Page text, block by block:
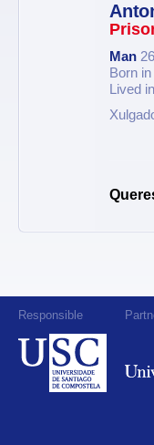
Man
Born in
Lived
Responsible